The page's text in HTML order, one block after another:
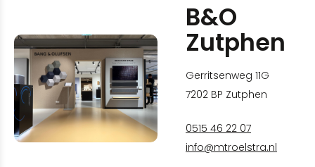
B&O
Zutphen
Gerritsenweg 11G
7202 BP Zutphen
0515 46 22 07
info@mtroelstra.nl